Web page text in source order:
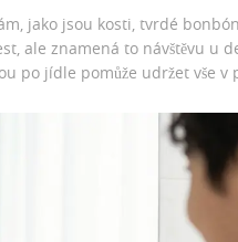
jako jsou kosti, tvrdé
ale znamená to návštěvu u
po jídle pomůže udržet vše v